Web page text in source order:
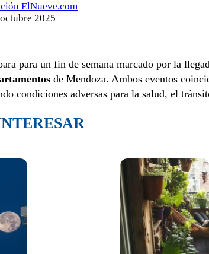
ElNueve.com
2025
para un fin de semana marcado por la
de Mendoza. Ambos eventos
condiciones adversas para la salud, el